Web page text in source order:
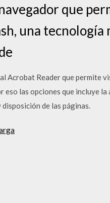
que
una
Reader que permite
las opciones que incluye
de las páginas.